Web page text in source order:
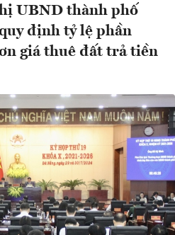
UBND thành phố
định tỷ lệ phần
giá thuê đất trả tiền